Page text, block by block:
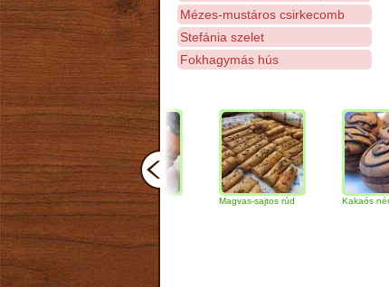
Mézes-mustáros csirkecomb
Stefánia szelet
Fokhagymás hús
Csokoládés-diós
szendvics
Magvas-sajtos rúd Kakaós néró